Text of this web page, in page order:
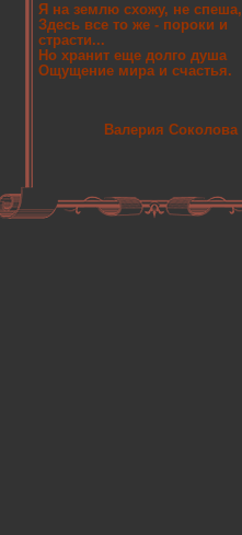
Я на землю схожу, не спеша,
Здесь все то же - пороки и
страсти...
Но хранит еще долго душа
Ощущение мира и счастья.
Валерия Соколова